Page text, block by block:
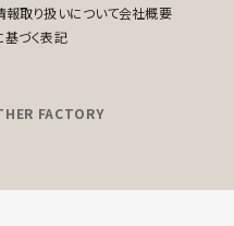
報取り扱いについて会社概要
づく表記
FACTORY